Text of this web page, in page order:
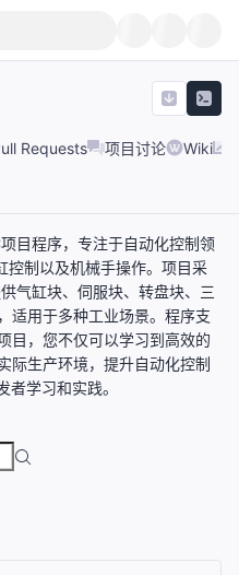
Requests 项目讨论 Wiki
目程序，专注于自动化控制领
控制以及机械手操作。项目采
气缸块、伺服块、转盘块、三
适用于多种工业场景。程序支
目，您不仅可以学习到高效的
际生产环境，提升自动化控制
学习和实践。